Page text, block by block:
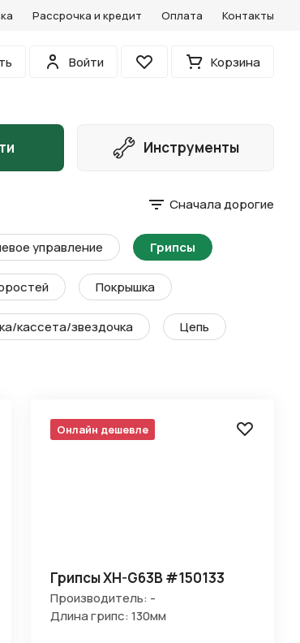
Рассрочка и кредит Оплата Контакты
Войти
Избранное Корзина
Инструменты
Сначала дорогие
управление Грипсы
Покрышка
кассета/звездочка Цепь
Онлайн дешевле
Грипсы XH-G63B #150133
Производитель: -
Длина грипс: 130мм